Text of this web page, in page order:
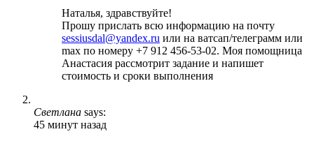
Наталья, здравствуйте!
Прошу прислать всю информацию на почту
sessiusdal@yandex.ru или на ватсап/телеграмм или
max по номеру +7 912 456-53-02. Моя помощница
Анастасия рассмотрит задание и напишет
стоимость и сроки выполнения
Светлана says:
45 минут назад